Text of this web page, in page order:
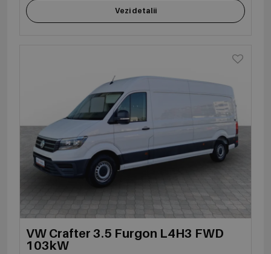
Vezi detalii
VW Crafter 3.5 Furgon L4H3 FWD
103kW